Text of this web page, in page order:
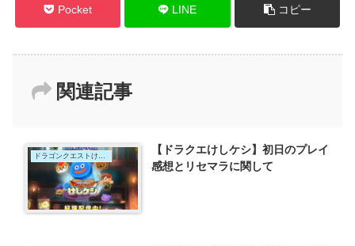
Pocket LINE コピー
関連記事
ドラゴンクエストけしケシ
【ドラクエけしケシ】初日のプレイ
感想とリセマラに関して